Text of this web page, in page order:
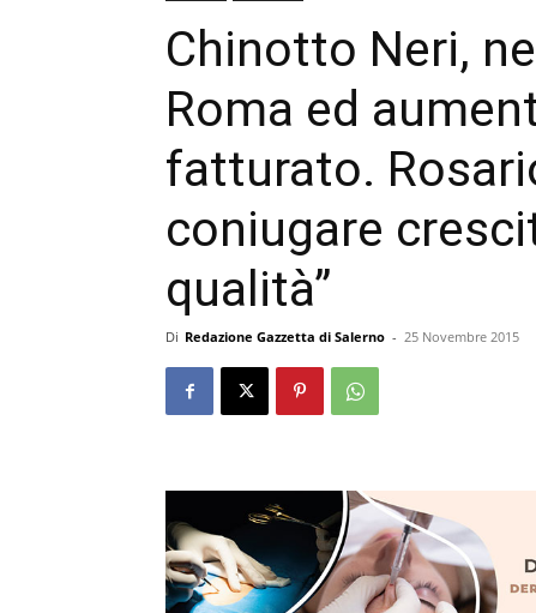
Chinotto Neri,
Roma ed
fatturato.
coniugare
qualità”
Di Redazione Gazzetta di Salerno - 25 Novembre 2015